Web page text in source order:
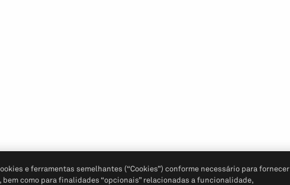
e ferramentas semelhantes (“Cookies”) conforme necessário para fornecer
como para finalidades “opcionais” relacionadas a funcionalidade,